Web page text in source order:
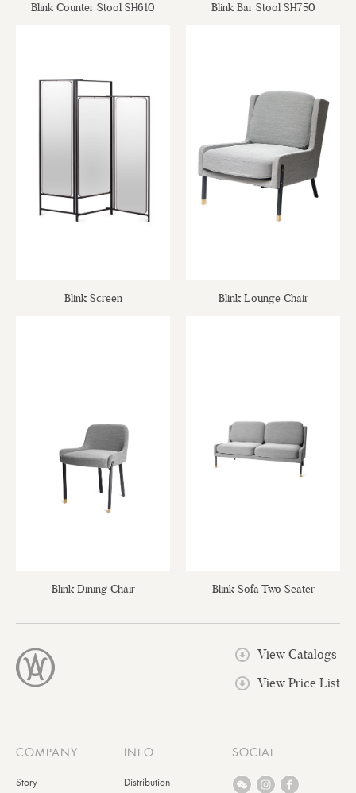
Blink Counter Stool SH610 Blink Bar Stool SH750
Blink Screen Blink Lounge Chair
Blink Dining Chair Blink Sofa Two Seater
View Catalogs
View Price List
COMPANY
Story
INFO
Distribution
SOCIAL